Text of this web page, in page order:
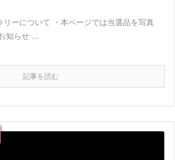
リーについて ・本ページでは当選品を写真
知らせ ...
記事を読む